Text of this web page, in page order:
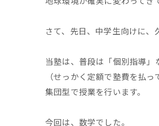
さて、先日、中学生向けに、
当塾は、普段は「個別指導
（せっかく定額で塾費を払
集団型で授業を行います。
今回は、数学でした。